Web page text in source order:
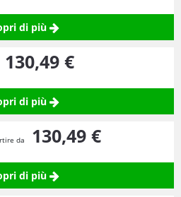
di più
130,49 €
di più
da 130,49 €
di più